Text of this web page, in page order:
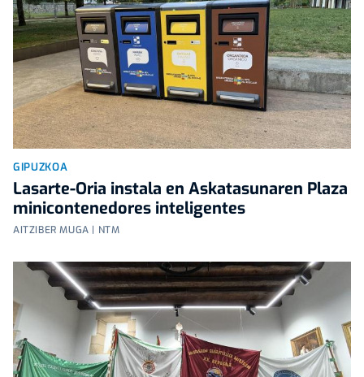
GIPUZKOA
Lasarte-Oria instala en Askatasunaren Plaza
minicontenedores inteligentes
AITZIBER MUGA | NTM